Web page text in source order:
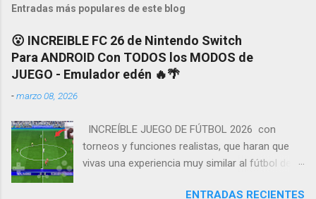
Entradas más populares de este blog
😮 INCREIBLE FC 26 de Nintendo Switch
Para ANDROID Con TODOS los MODOS de
JUEGO - Emulador edén 🔥🌴
-marzo 08, 2026
INCREÍBLE JUEGO DE FÚTBOL 2026 con
torneos y funciones realistas, que haran que
vivas una experiencia muy similar al fútbol de la
ENTRADAS RECIENTES